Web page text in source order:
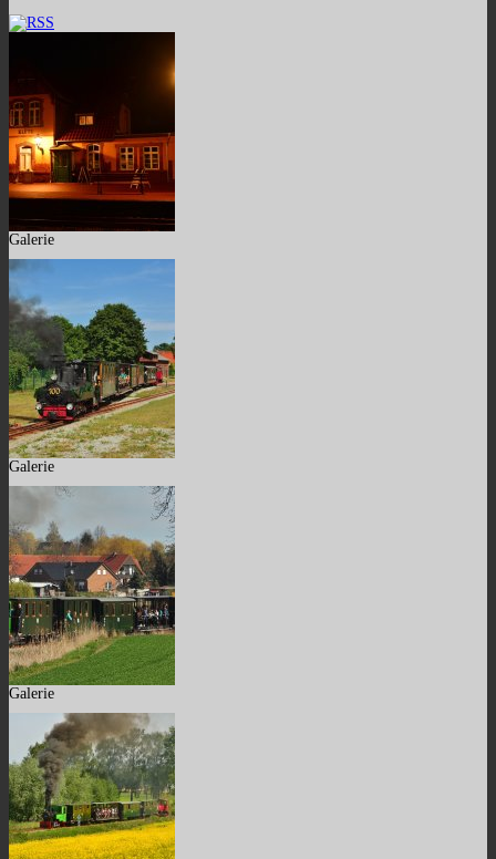
Galerie
Galerie
Galerie